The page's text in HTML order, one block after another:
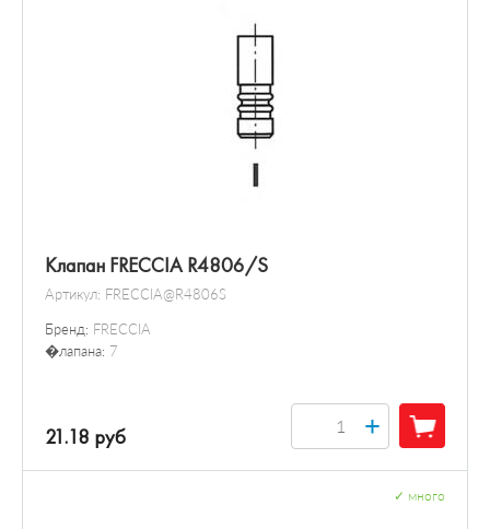
Клапан FRECCIA R4806/S
Артикул: FRECCIA@R4806S
Бренд: FRECCIA
�лапана: 7
21.18 руб +
много